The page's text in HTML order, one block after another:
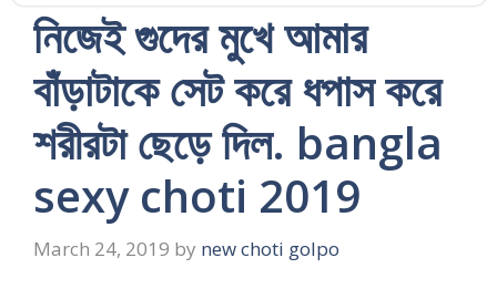
নিজেই গুদের মুখে আমার
বাঁড়াটাকে সেট করে ধপাস করে
শরীরটা ছেড়ে দিল. bangla
sexy choti 2019
March 24, 2019 by new choti golpo